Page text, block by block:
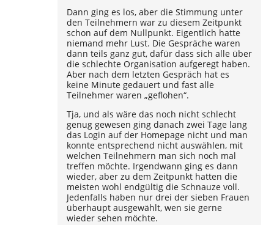
Dann ging es los, aber die Stimmung unter
den Teilnehmern war zu diesem Zeitpunkt
schon auf dem Nullpunkt. Eigentlich hatte
niemand mehr Lust. Die Gespräche waren
dann teils ganz gut, dafür dass sich alle über
die schlechte Organisation aufgeregt haben.
Aber nach dem letzten Gespräch hat es
keine Minute gedauert und fast alle
Teilnehmer waren „geflohen“.
Tja, und als wäre das noch nicht schlecht
genug gewesen ging danach zwei Tage lang
das Login auf der Homepage nicht und man
konnte entsprechend nicht auswählen, mit
welchen Teilnehmern man sich noch mal
treffen möchte. Irgendwann ging es dann
wieder, aber zu dem Zeitpunkt hatten die
meisten wohl endgültig die Schnauze voll.
Jedenfalls haben nur drei der sieben Frauen
überhaupt ausgewählt, wen sie gerne
wieder sehen möchte.